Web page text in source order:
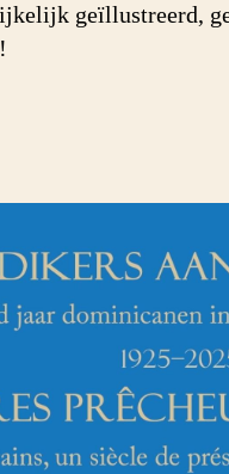
geïllustreerd,
Le Zoute. Leuven: Peeters, 2025 | 35€
g.iweins@dominicains.org
het Zoute, op
kloosterpand en een
seizoen de kerkdiensten